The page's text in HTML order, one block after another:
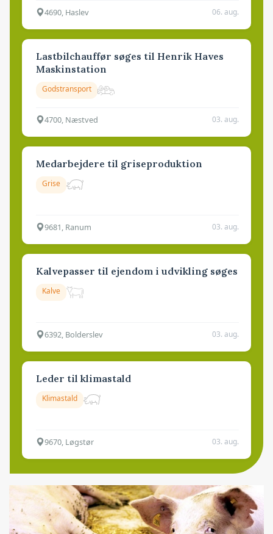
4690, Haslev 06. aug.
Lastbilchauffør søges til Henrik Haves
Maskinstation
Godstransport
4700, Næstved 03. aug.
Medarbejdere til griseproduktion
Grise
9681, Ranum 03. aug.
Kalvepasser til ejendom i udvikling søges
Kalve
6392, Bolderslev 03. aug.
Leder til klimastald
Klimastald
9670, Løgstør 03. aug.